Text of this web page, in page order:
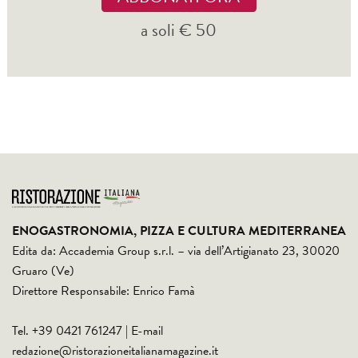
a soli € 50
ENOGASTRONOMIA, PIZZA E CULTURA MEDITERRANEA
Edita da: Accademia Group s.r.l. – via dell’Artigianato 23, 30020
Gruaro (Ve)
Direttore Responsabile: Enrico Famà
Tel. +39 0421 761247 | E-mail
redazione@ristorazioneitalianamagazine.it